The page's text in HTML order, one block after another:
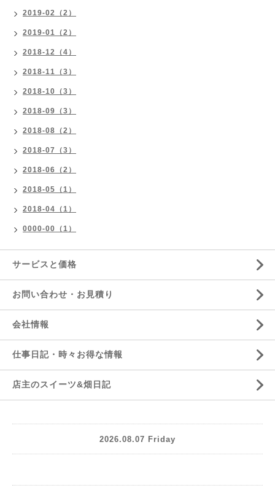
2019-02（2）
2019-01（2）
2018-12（4）
2018-11（3）
2018-10（3）
2018-09（3）
2018-08（2）
2018-07（3）
2018-06（2）
2018-05（1）
2018-04（1）
0000-00（1）
サービスと価格
お問い合わせ・お見積り
会社情報
仕事日記・時々お得な情報
店主のスイーツ&畑日記
2026.08.07 Friday